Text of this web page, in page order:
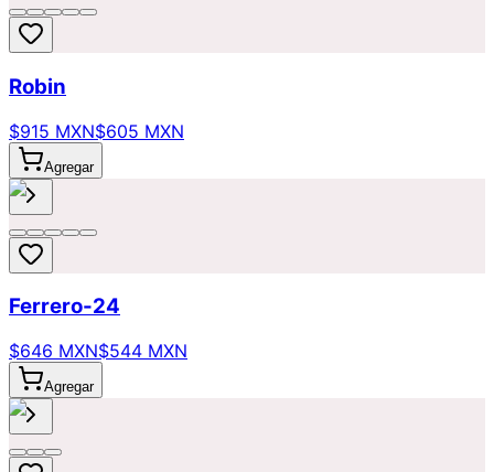
Robin
$915 MXN$605 MXN
Agregar
Ferrero-24
$646 MXN$544 MXN
Agregar